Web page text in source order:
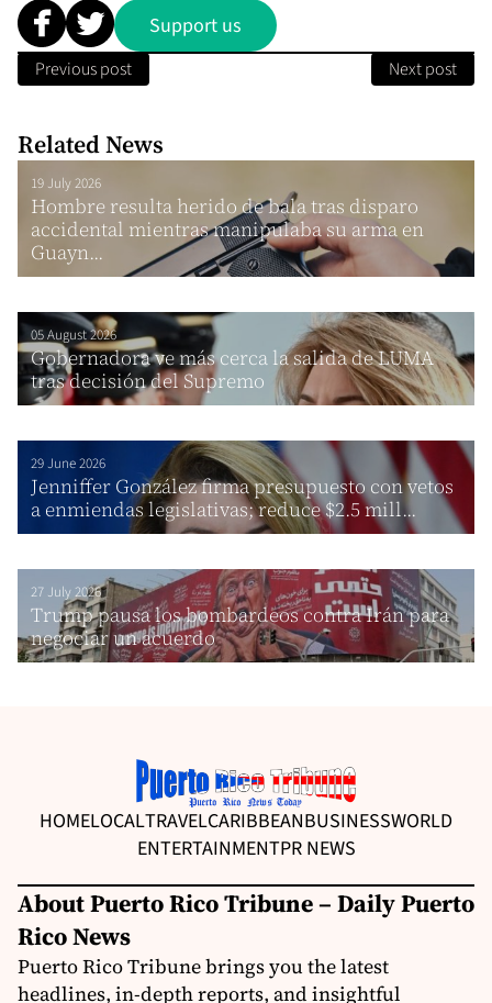
Support us
Previous post Next post
Related News
19 July 2026
Hombre resulta herido de bala tras disparo
accidental mientras manipulaba su arma en
Guayn...
05 August 2026
Gobernadora ve más cerca la salida de LUMA
tras decisión del Supremo
29 June 2026
Jenniffer González firma presupuesto con vetos
a enmiendas legislativas; reduce $2.5 mill...
27 July 2026
Trump pausa los bombardeos contra Irán para
negociar un acuerdo
HOMELOCALTRAVELCARIBBEANBUSINESSWORLD
ENTERTAINMENTPR NEWS
About Puerto Rico Tribune – Daily Puerto
Rico News
Puerto Rico Tribune brings you the latest
headlines, in-depth reports, and insightful